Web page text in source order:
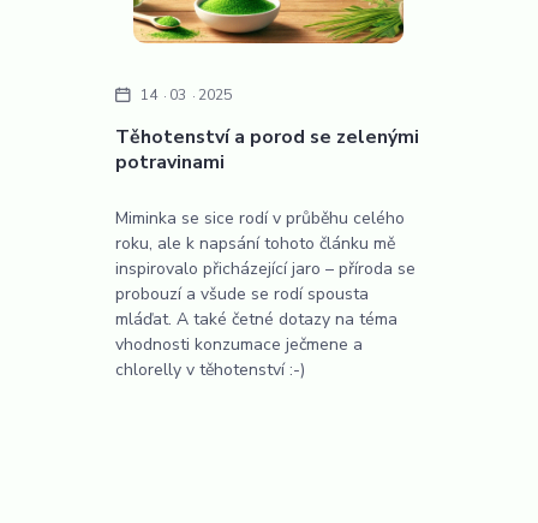
Těhotenství a porod se zelenými
potravinami
14 03 2025
Miminka se sice rodí v průběhu celého
roku, ale k napsání tohoto článku mě
inspirovalo přicházející jaro – příroda se
probouzí a všude se rodí spousta
mláďat. A také četné dotazy na téma
vhodnosti konzumace ječmene a
chlorelly v těhotenství :-)